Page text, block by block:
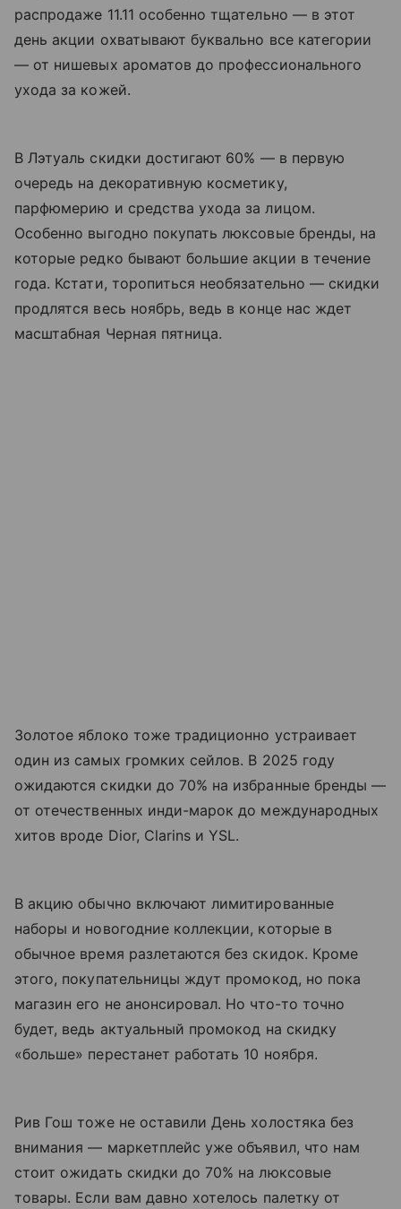
распродаже 11.11 особенно тщательно — в этот
день акции охватывают буквально все категории
— от нишевых ароматов до профессионального
ухода за кожей.
В Лэтуаль скидки достигают 60% — в первую
очередь на декоративную косметику,
парфюмерию и средства ухода за лицом.
Особенно выгодно покупать люксовые бренды, на
которые редко бывают большие акции в течение
года. Кстати, торопиться необязательно — скидки
продлятся весь ноябрь, ведь в конце нас ждет
масштабная Черная пятница.
Золотое яблоко тоже традиционно устраивает
один из самых громких сейлов. В 2025 году
ожидаются скидки до 70% на избранные бренды —
от отечественных инди-марок до международных
хитов вроде Dior, Clarins и YSL.
В акцию обычно включают лимитированные
наборы и новогодние коллекции, которые в
обычное время разлетаются без скидок. Кроме
этого, покупательницы ждут промокод, но пока
магазин его не анонсировал. Но что-то точно
будет, ведь актуальный промокод на скидку
«больше» перестанет работать 10 ноября.
Рив Гош тоже не оставили День холостяка без
внимания — маркетплейс уже объявил, что нам
стоит ожидать скидки до 70% на люксовые
товары. Если вам давно хотелось палетку от